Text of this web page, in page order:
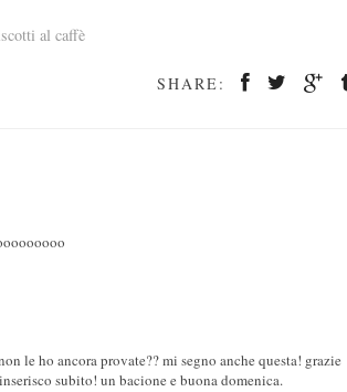
al caffè
SHARE:
le ho ancora provate?? mi segno anche questa! grazie
subito! un bacione e buona domenica.